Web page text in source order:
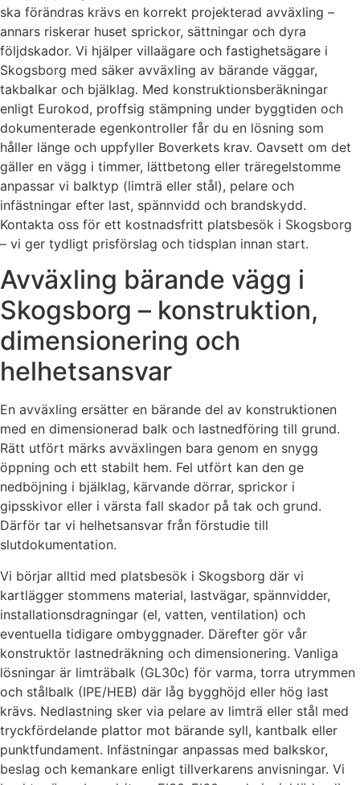
ska förändras krävs en korrekt projekterad avväxling –
annars riskerar huset sprickor, sättningar och dyra
följdskador. Vi hjälper villaägare och fastighetsägare i
Skogsborg med säker avväxling av bärande väggar,
takbalkar och bjälklag. Med konstruktionsberäkningar
enligt Eurokod, proffsig stämpning under byggtiden och
dokumenterade egenkontroller får du en lösning som
håller länge och uppfyller Boverkets krav. Oavsett om det
gäller en vägg i timmer, lättbetong eller träregelstomme
anpassar vi balktyp (limträ eller stål), pelare och
infästningar efter last, spännvidd och brandskydd.
Kontakta oss för ett kostnadsfritt platsbesök i Skogsborg
– vi ger tydligt prisförslag och tidsplan innan start.
Avväxling bärande vägg i
Skogsborg – konstruktion,
dimensionering och
helhetsansvar
En avväxling ersätter en bärande del av konstruktionen
med en dimensionerad balk och lastnedföring till grund.
Rätt utfört märks avväxlingen bara genom en snygg
öppning och ett stabilt hem. Fel utfört kan den ge
nedböjning i bjälklag, kärvande dörrar, sprickor i
gipsskivor eller i värsta fall skador på tak och grund.
Därför tar vi helhetsansvar från förstudie till
slutdokumentation.
Vi börjar alltid med platsbesök i Skogsborg där vi
kartlägger stommens material, lastvägar, spännvidder,
installationsdragningar (el, vatten, ventilation) och
eventuella tidigare ombyggnader. Därefter gör vår
konstruktör lastnedräkning och dimensionering. Vanliga
lösningar är limträbalk (GL30c) för varma, torra utrymmen
och stålbalk (IPE/HEB) där låg bygghöjd eller hög last
krävs. Nedlastning sker via pelare av limträ eller stål med
tryckfördelande plattor mot bärande syll, kantbalk eller
punktfundament. Infästningar anpassas med balkskor,
beslag och kemankare enligt tillverkarens anvisningar. Vi